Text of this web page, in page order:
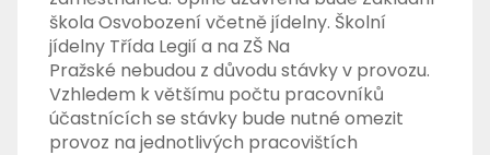
škola Osvobození včetně jídelny. Školní
jídelny Třída Legií a na ZŠ Na
Pražské nebudou z důvodu stávky v provozu.
Vzhledem k většímu počtu pracovníků
účastnících se stávky bude nutné omezit
provoz na jednotlivých pracovištích